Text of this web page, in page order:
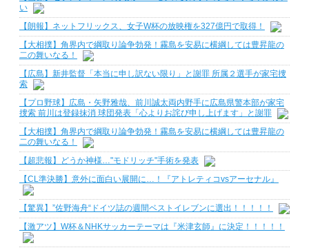
い
【朗報】ネットフリックス、女子W杯の放映権を327億円で取得！
【大相撲】角界内で綱取り論争勃発！霧島を安易に横綱しては豊昇龍の
二の舞いなる！
【広島】新井監督「本当に申し訳ない限り」と謝罪 所属２選手が家宅捜
索
【プロ野球】広島・矢野雅哉、前川誠太両内野手に広島県警本部が家宅
捜索 前川は登録抹消 球団発表「心よりお詫び申し上げます」と謝罪
【大相撲】角界内で綱取り論争勃発！霧島を安易に横綱しては豊昇龍の
二の舞いなる！
【超悲報】どうか神様…"モドリッチ"手術を発表
【CL準決勝】意外に面白い展開に…！『アトレティコvsアーセナル』
【驚異】”佐野海舟“ドイツ誌の週間ベストイレブンに選出！！！！！
【激アツ】W杯＆NHKサッカーテーマは『米津玄師』に決定！！！！！